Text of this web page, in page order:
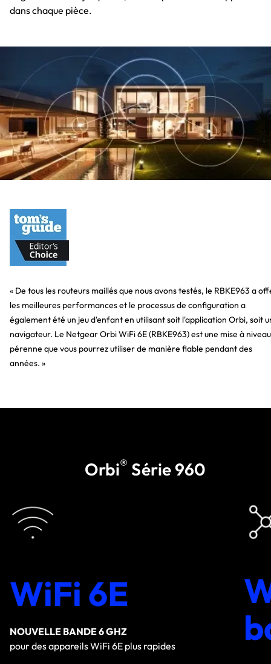
dans chaque pièce.
« De tous les routeurs maillés que nous avons testés, le RBKE963 a
les meilleures performances et le processus de configuration a
également été un jeu d'enfant en utilisant soit l'application Orbi, soit
navigateur. Le Netgear Orbi WiFi 6E (RBKE963) est une mise à niveau
pérenne que vous pourrez utiliser de manière fiable pendant des
années. »
Orbi® Série 960
WiFi 6E
NOUVELLE BANDE 6 GHZ
pour des appareils WiFi 6E plus rapides